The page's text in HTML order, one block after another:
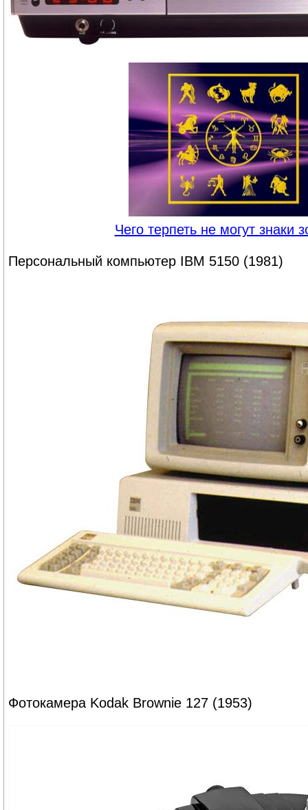
Чего терпеть не могут знаки
Персональный компьютер IBM 5150 (1981)
Фотокамера Kodak Brownie 127 (1953)